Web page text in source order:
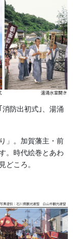
す。１００年以
の村や町に持って
して思い立ったの
の葵祭の絢爛さ
か？ライバルの
でしょうか？
防出初式｣、湯涌
」。加賀藩主・前
。時代絵巻とあわ
どころ。